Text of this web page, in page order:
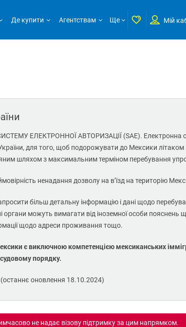
Де купити Агентствам Ще Мій
ЕЛЕКТРОННОЇ АВТОРИЗАЦІЇ (SAE). Електронна
для того, щоб подорожувати до Мексики
шляхом з максимальним терміном перебування
ненадання дозволу на в’їзд на територію
більш детальну інформацію і дані щодо
органи можуть вимагати від іноземної особи
щодо адреси проживання тощо.
є виключною компетенцією мексиканських
порядку.
(останнє оновлення 18.10.2024)
не надає візову підтримку за цим напрямком.